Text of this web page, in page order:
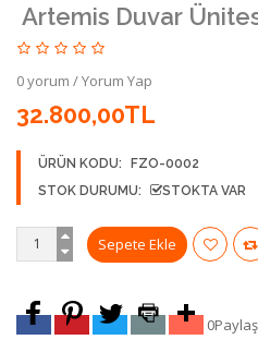
Artemis Duvar
0 yorum /Yorum Yap
32.800,00TL
ÜRÜN KODU:
FZO-0002
STOK DURUMU:
STOKTA VAR
0